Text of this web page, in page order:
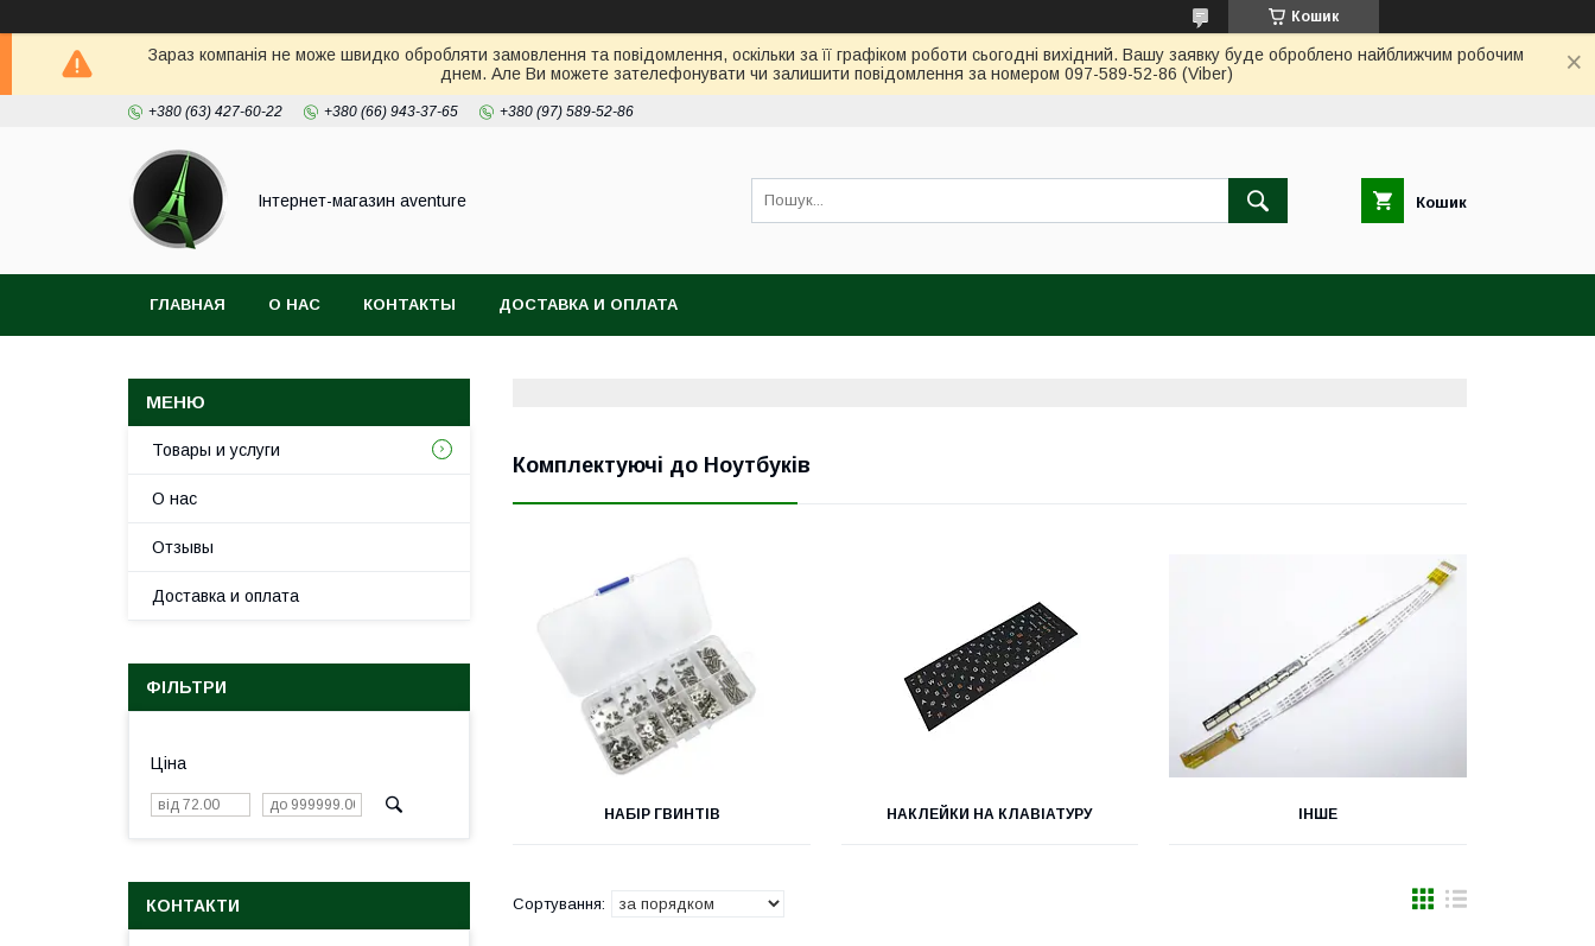
Кошик
Зараз компанія не може швидко обробляти замовлення та повідомлення, оскільки за її графіком роботи сьогодні вихідний. Вашу заявку буде оброблено найближчим робочим
днем. Але Ви можете зателефонувати чи залишити повідомлення за номером 097-589-52-86 (Viber)
+380 (63) 427-60-22 +380 (66) 943-37-65 +380 (97) 589-52-86
Інтернет-магазин aventure Кошик
ГЛАВНАЯ О НАС КОНТАКТЫ ДОСТАВКА И ОПЛАТА
Комплектуючі до Ноутбуків
НАБІР ГВИНТІВ НАКЛЕЙКИ НА КЛАВІАТУРУ ІНШЕ
Товары и услуги
О нас
Отзывы
Доставка и оплата
ФІЛЬТРИ
Ціна
КОНТАКТИ